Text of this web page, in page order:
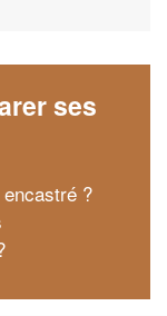
ses
?